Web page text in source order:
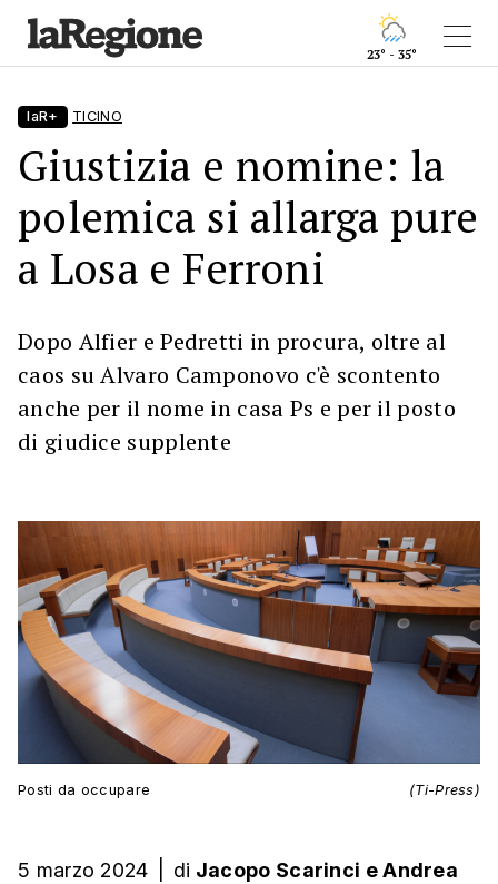
23° - 35°
laR+ TICINO
Giustizia e nomine: la
polemica si allarga pure
a Losa e Ferroni
Dopo Alfier e Pedretti in procura, oltre al
caos su Alvaro Camponovo c'è scontento
anche per il nome in casa Ps e per il posto
di giudice supplente
Posti da occupare (Ti-Press)
5 marzo 2024 di Jacopo Scarinci eAndrea